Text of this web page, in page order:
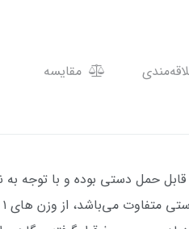
مقایسه
حمل دستی بوده و با توجه به